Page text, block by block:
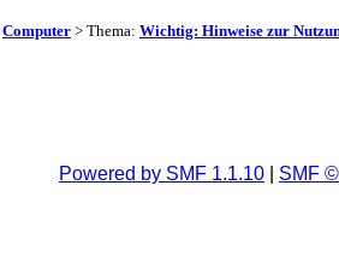
Computer > Thema: Wichtig: Hinweise zur
Powered by SMF 1.1.10 SMF